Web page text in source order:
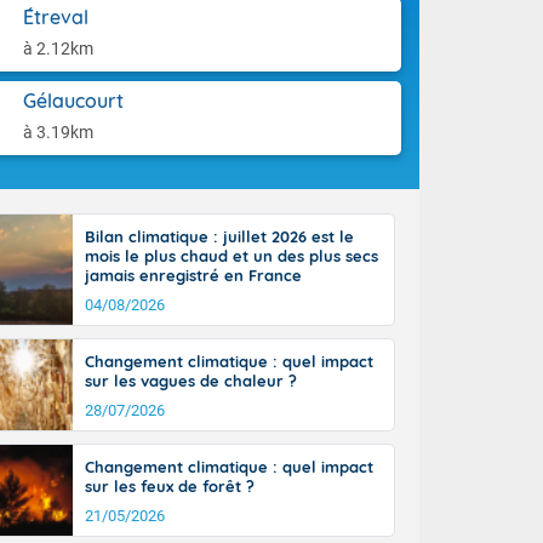
Étreval
à 2.12km
Gélaucourt
à 3.19km
de-
sont
sont
un peu
du pays,
est le
salve
de bons
vent,
les deux
entre 11
sur les
l'intérieur
vallée de
Bilan climatique : juillet 2026 est le
mois le plus chaud et un des plus secs
jamais enregistré en France
04/08/2026
Changement climatique : quel impact
sur les vagues de chaleur ?
28/07/2026
Changement climatique : quel impact
sur les feux de forêt ?
21/05/2026